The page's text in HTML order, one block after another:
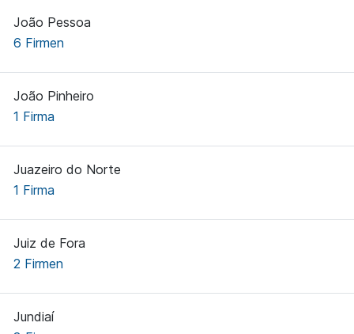
João Pessoa
6 Firmen
João Pinheiro
1 Firma
Juazeiro do Norte
1 Firma
Juiz de Fora
2 Firmen
Jundiaí